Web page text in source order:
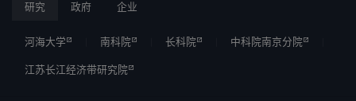
研究 政府 企业
河海大学 南科院 长科院 中科院南京分院
江苏长江经济带研究院